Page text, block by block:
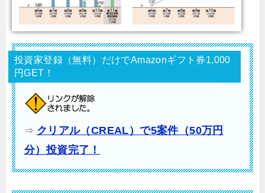
投資家登録（無料）だけでAmazonギフト券1,000
円GET！
⇒ クリアル（CREAL）で5案件（50万円
分）投資完了！